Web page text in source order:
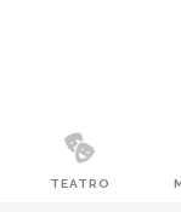
TEATRO